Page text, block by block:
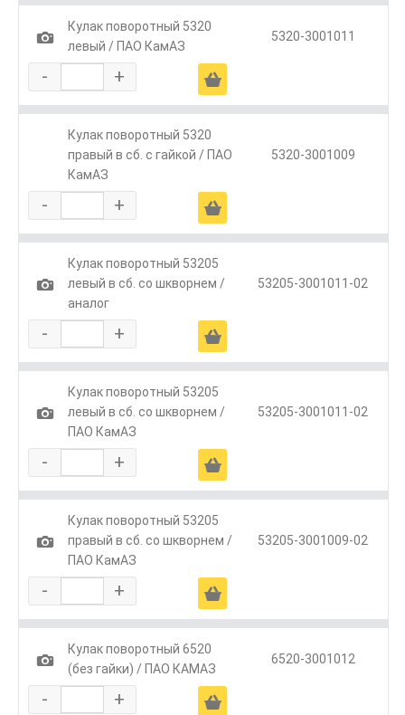
1
Кулак поворотный 5320
левый / ПАО КамАЗ
5320-3001011
- + Ä
Кулак поворотный 5320
правый в сб. с гайкой / ПАО
КамАЗ
5320-3001009
- + Ä
1
Кулак поворотный 53205
левый в сб. со шкворнем /
аналог
53205-3001011-02
- + Ä
1
Кулак поворотный 53205
левый в сб. со шкворнем /
ПАО КамАЗ
53205-3001011-02
- + Ä
1
Кулак поворотный 53205
правый в сб. со шкворнем /
ПАО КамАЗ
53205-3001009-02
- + Ä
1
Кулак поворотный 6520
(без гайки) / ПАО КАМАЗ
6520-3001012
- + Ä